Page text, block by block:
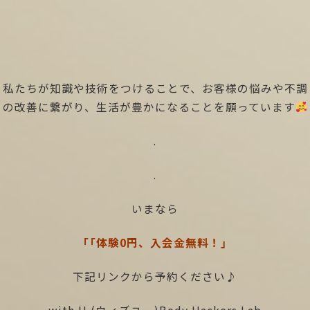
私たちが知識や技術をつけることで、お客様の悩みや不調
の改善に繋がり、生活が豊かになることを願っています
.
.
いまなら
「「体験0円、入会金無料！」
下記リンクから予約ください♪